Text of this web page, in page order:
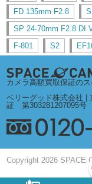
FD 135mm F2.8
SP 24-70mm F2.8 DI
F-801
S2
カメラ高額買取保証の
ベリーグッド株式会社 |
証 第303281207095号
Copyright 2026 SPACE